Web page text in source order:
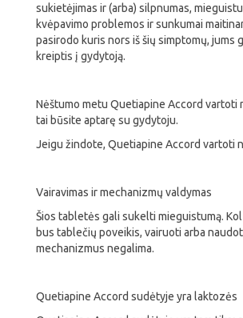
sukietėjimas ir (arba) silpnumas,
kvėpavimo problemos ir sunkumai
pasirodo kuris nors iš šių simptomų, jums
kreiptis į gydytoją.
Nėštumo metu Quetiapine Accord vartoti
tai būsite aptarę su gydytoju.
Jeigu žindote, Quetiapine Accord vartoti
Vairavimas ir mechanizmų valdymas
Šios tabletės gali sukelti mieguistumą.
bus tablečių poveikis, vairuoti arba
mechanizmus negalima.
Quetiapine Accord sudėtyje yra laktozės